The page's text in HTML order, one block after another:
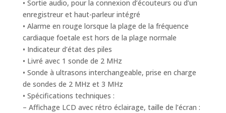
• Sortie audio, pour la connexion d’écouteurs ou d’un
enregistreur et haut-parleur intégré
• Alarme en rouge lorsque la plage de la fréquence
cardiaque foetale est hors de la plage normale
• Indicateur d’état des piles
• Livré avec 1 sonde de 2 MHz
• Sonde à ultrasons interchangeable, prise en charge
de sondes de 2 MHz et 3 MHz
• Spécifications techniques :
– Affichage LCD avec rétro éclairage, taille de l’écran :